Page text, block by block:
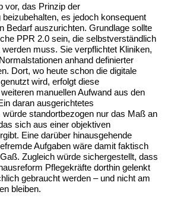
vor, das Prinzip der
es jedoch konsequent
Bedarf auszurichten. Grundlage sollte
PPR 2.0 sein, die selbstverständlich
muss. Sie verpflichtet Kliniken,
anhand definierter
Dort, wo heute schon die digitale
wird, erfolgt diese
manuellen Aufwand aus den
daran ausgerichtetes
standortbezogen nur das Maß an
sich aus einer objektiven
Eine darüber hinausgehende
Aufgaben wäre damit faktisch
Zugleich würde sichergestellt, dass
Pflegekräfte dorthin gelenkt
gebraucht werden – und nicht am
bleiben.